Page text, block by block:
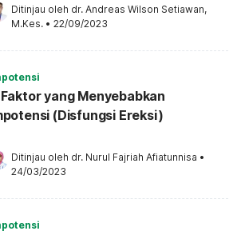
Ditinjau oleh dr. Andreas Wilson Setiawan,
M.Kes. • 22/09/2023
yang Menyebabkan
(Disfungsi Ereksi)
Ditinjau oleh dr. Nurul Fajriah Afiatunnisa •
24/03/2023